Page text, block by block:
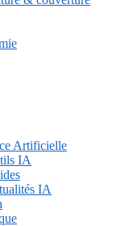
Artificielle
IA
IA